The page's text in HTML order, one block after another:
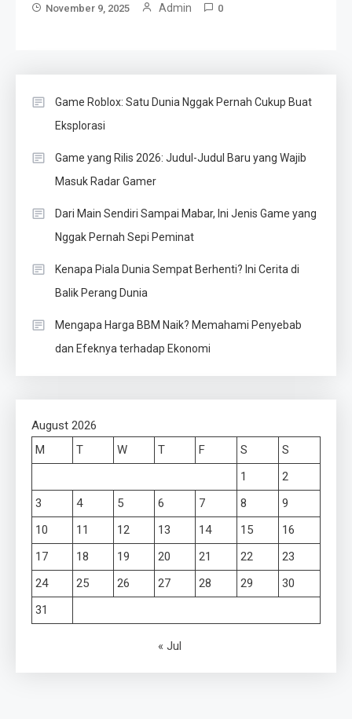
November 9, 2025 Admin 0
Game Roblox: Satu Dunia Nggak Pernah Cukup Buat
Eksplorasi
Game yang Rilis 2026: Judul-Judul Baru yang Wajib
Masuk Radar Gamer
Dari Main Sendiri Sampai Mabar, Ini Jenis Game yang
Nggak Pernah Sepi Peminat
Kenapa Piala Dunia Sempat Berhenti? Ini Cerita di
Balik Perang Dunia
Mengapa Harga BBM Naik? Memahami Penyebab
dan Efeknya terhadap Ekonomi
August 2026
M
T W T F S
S
1
2
3
4 5 6 7 8
9
10
11 12 13 14 15
16
17
18 19 20 21 22
23
24
25 26 27 28 29
30
31
« Jul